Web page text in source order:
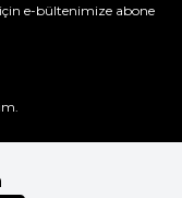
e-bültenimize abone